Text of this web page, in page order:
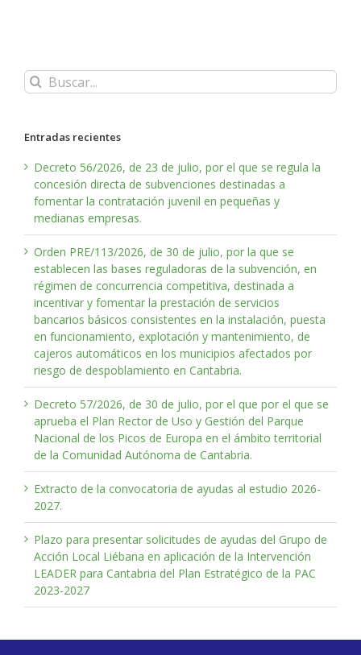
Buscar:
Entradas recientes
Decreto 56/2026, de 23 de julio, por el que se regula la
concesión directa de subvenciones destinadas a
fomentar la contratación juvenil en pequeñas y
medianas empresas.
Orden PRE/113/2026, de 30 de julio, por la que se
establecen las bases reguladoras de la subvención, en
régimen de concurrencia competitiva, destinada a
incentivar y fomentar la prestación de servicios
bancarios básicos consistentes en la instalación, puesta
en funcionamiento, explotación y mantenimiento, de
cajeros automáticos en los municipios afectados por
riesgo de despoblamiento en Cantabria.
Decreto 57/2026, de 30 de julio, por el que por el que se
aprueba el Plan Rector de Uso y Gestión del Parque
Nacional de los Picos de Europa en el ámbito territorial
de la Comunidad Autónoma de Cantabria.
Extracto de la convocatoria de ayudas al estudio 2026-
2027.
Plazo para presentar solicitudes de ayudas del Grupo de
Acción Local Liébana en aplicación de la Intervención
LEADER para Cantabria del Plan Estratégico de la PAC
2023-2027